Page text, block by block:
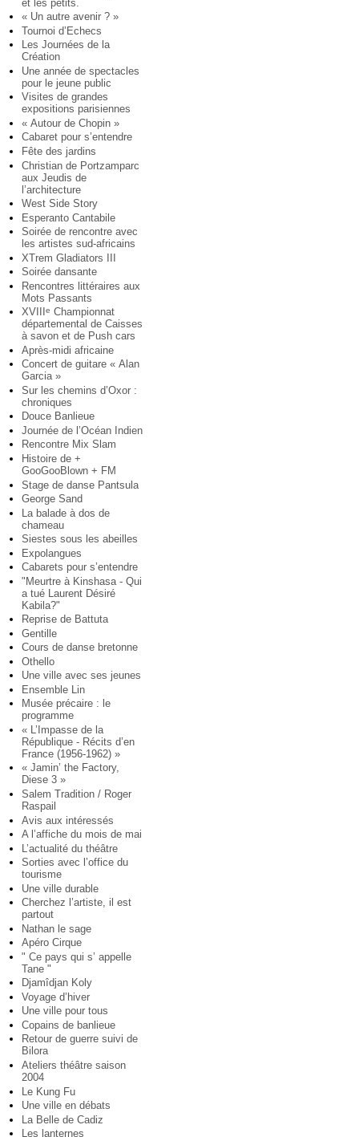
et les petits.
« Un autre avenir ? »
Tournoi d’Echecs
Les Journées de la
Création
Une année de spectacles
pour le jeune public
Visites de grandes
expositions parisiennes
« Autour de Chopin »
Cabaret pour s’entendre
Fête des jardins
Christian de Portzamparc
aux Jeudis de
l’architecture
West Side Story
Esperanto Cantabile
Soirée de rencontre avec
les artistes sud-africains
XTrem Gladiators III
Soirée dansante
Rencontres littéraires aux
Mots Passants
XVIII
e Championnat
départemental de Caisses
à savon et de Push cars
Après-midi africaine
Concert de guitare « Alan
Garcia »
Sur les chemins d’Oxor :
chroniques
Douce Banlieue
Journée de l’Océan Indien
Rencontre Mix Slam
Histoire de +
GooGooBlown + FM
Stage de danse Pantsula
George Sand
La balade à dos de
chameau
Siestes sous les abeilles
Expolangues
Cabarets pour s’entendre
"Meurtre à Kinshasa - Qui
a tué Laurent Désiré
Kabila?"
Reprise de Battuta
Gentille
Cours de danse bretonne
Othello
Une ville avec ses jeunes
Ensemble Lin
Musée précaire : le
programme
« L’Impasse de la
République - Récits d’en
France (1956-1962) »
« Jamin’ the Factory,
Diese 3 »
Salem Tradition / Roger
Raspail
Avis aux intéressés
A l’affiche du mois de mai
L’actualité du théâtre
Sorties avec l’office du
tourisme
Une ville durable
Cherchez l’artiste, il est
partout
Nathan le sage
Apéro Cirque
" Ce pays qui s’ appelle
Tane "
Djamîdjan Koly
Voyage d’hiver
Une ville pour tous
Copains de banlieue
Retour de guerre suivi de
Bilora
Ateliers théâtre saison
2004
Le Kung Fu
Une ville en débats
La Belle de Cadiz
Les lanternes